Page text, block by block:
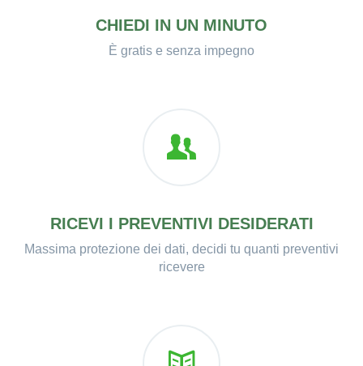
CHIEDI IN UN MINUTO
È gratis e senza impegno
RICEVI I PREVENTIVI DESIDERATI
Massima protezione dei dati, decidi tu quanti preventivi
ricevere